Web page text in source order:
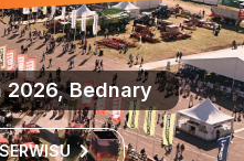
2026, Bednary